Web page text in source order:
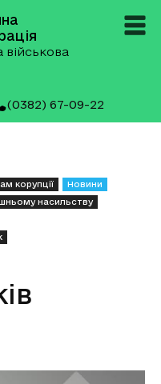
(0382) 67-09-22
корупції
Новини
насильству